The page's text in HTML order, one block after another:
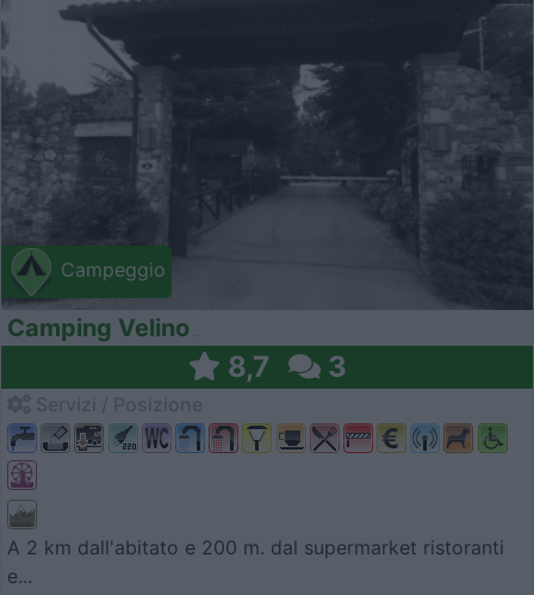
Campeggio
Camping Velino
8,7 3
A 2 km dall'abitato e 200 m. dal supermarket ristoranti
e...